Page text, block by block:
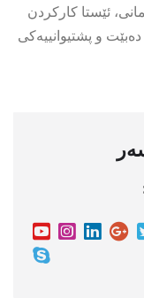
ئێستا کارکردن
دەبێت و پشتیوانییەکی